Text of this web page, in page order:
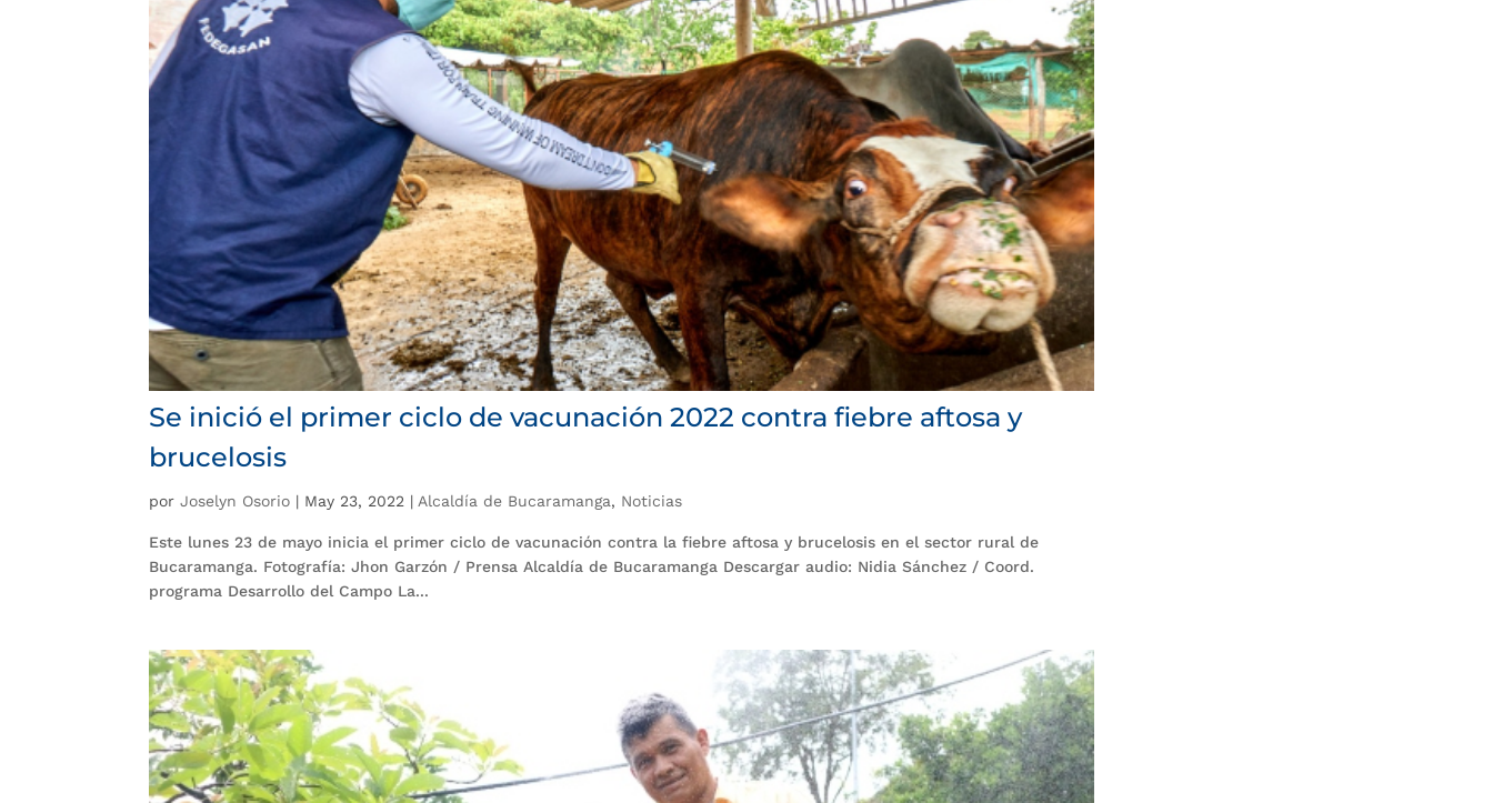
Se inició el primer ciclo de vacunación 2022 contra fiebre aftosa y
brucelosis
porJoselyn Osorio | May 23, 2022 | Alcaldía de Bucaramanga, Noticias
Este lunes 23 de mayo inicia el primer ciclo de vacunación contra la fiebre aftosa y brucelosis en el sector rural de
Bucaramanga. Fotografía: Jhon Garzón / Prensa Alcaldía de Bucaramanga Descargar audio: Nidia Sánchez / Coord.
programa Desarrollo del Campo La...